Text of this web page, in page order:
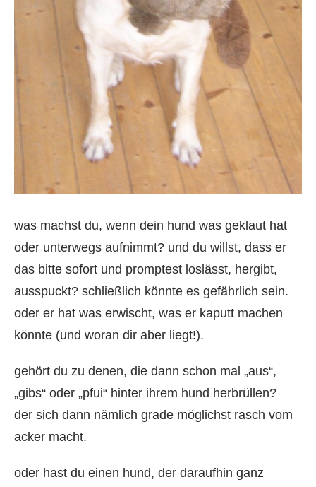
was machst du, wenn dein hund was geklaut hat
oder unterwegs aufnimmt? und du willst, dass er
das bitte sofort und promptest loslässt, hergibt,
ausspuckt? schließlich könnte es gefährlich sein.
oder er hat was erwischt, was er kaputt machen
könnte (und woran dir aber liegt!).
gehört du zu denen, die dann schon mal „aus“,
„gibs“ oder „pfui“ hinter ihrem hund herbrüllen?
der sich dann nämlich grade möglichst rasch vom
acker macht.
oder hast du einen hund, der daraufhin ganz